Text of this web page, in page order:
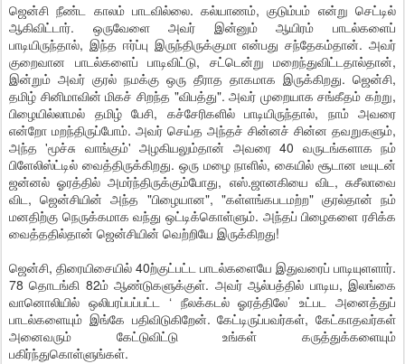
ஜென்சி நீண்ட காலம் பாடவில்லை. கல்யாணம், குடும்பம் என்று செட்டில்
ஆகிவிட்டார். ஒருவேளை அவர் இன்னும் ஆயிரம் பாடல்களைப்
பாடியிருந்தால், இந்த ஈர்ப்பு இருந்திருக்குமா என்பது சந்தேகம்தான். அவர்
குறைவான பாடல்களைப் பாடிவிட்டு, சட்டென்று மறைந்துவிட்டதால்தான்,
இன்றும் அவர் குரல் நமக்கு ஒரு தீராத தாகமாக இருக்கிறது. ஜென்சி,
தமிழ் சினிமாவின் மிகச் சிறந்த "விபத்து". அவர் முறையாக சங்கீதம் கற்று,
பிழையில்லாமல் தமிழ் பேசி, கச்சேரிகளில் பாடியிருந்தால், நாம் அவரை
என்றோ மறந்திருப்போம். அவர் செய்த அந்தச் சின்னச் சின்ன தவறுகளும்,
அந்த 'மூச்சு வாங்கும்' அழகியலும்தான் அவரை 40 வருடங்களாக நம்
பிளேலிஸ்ட்டில் வைத்திருக்கிறது. ஒரு மழை நாளில், கையில் சூடான டீயுடன்
ஜன்னல் ஓரத்தில் அமர்ந்திருக்கும்போது, எஸ்.ஜானகியை விட, சுசீலாவை
விட, ஜென்சியின் அந்த "பிழையான", "கள்ளங்கபடமற்ற" குரல்தான் நம்
மனதிற்கு நெருக்கமாக வந்து ஒட்டிக்கொள்ளும். அந்தப் பிழைகளை ரசிக்க
வைத்ததில்தான் ஜென்சியின் வெற்றியே இருக்கிறது!
ஜென்சி, திரையிசையில் 40ற்குட்பட்ட பாடல்களையே இதுவரைப் பாடியுளளார்.
78 தொடங்கி 82ம் ஆண்டுகளுக்குள். அவர் ஆல்பத்தில் பாடிய, இலங்கை
வானொலியில் ஒலிபரப்பப்பட்ட ‘ நீலக்கடல் ஓரத்திலே’ உட்பட அனைத்துப்
பாடல்களையும் இங்கே பதிவிடுகிறேன். கேட்டிருப்பவர்கள், கேட்காதவர்கள்
அனைவரும் கேட்டுவிட்டு உங்கள் கருத்துக்களையும்
பகிர்ந்துகொள்ளுங்கள்.